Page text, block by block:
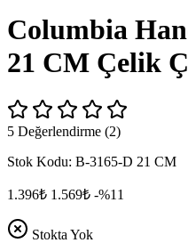
Columbia
21 CM Çelik
5 Değerlendirme (2)
Stok Kodu: B-3165-D 21 CM
1.396₺ 1.569₺ -%11
Stokta Yok